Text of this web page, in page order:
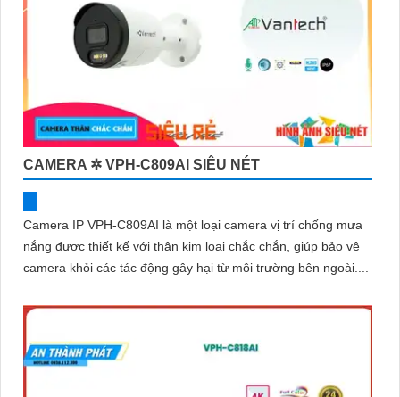
CAMERA ✲ VPH-C809AI SIÊU NÉT
Camera IP VPH-C809AI là một loại camera vị trí chống mưa
nắng được thiết kế với thân kim loại chắc chắn, giúp bảo vệ
camera khỏi các tác động gây hại từ môi trường bên ngoài....